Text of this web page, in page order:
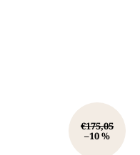
€175,05
–10 %